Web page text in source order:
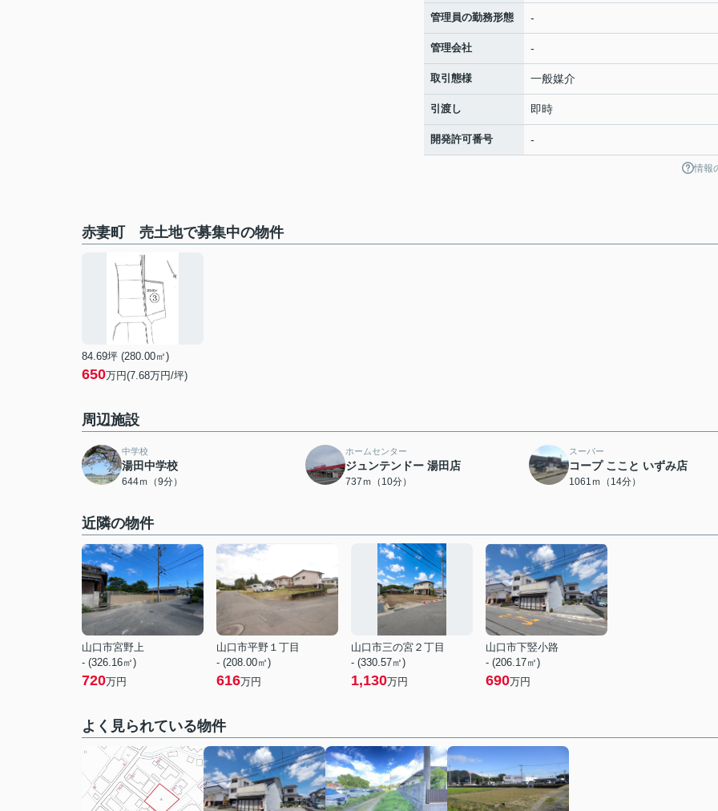
管理員の勤務形態 -
管理会社 -
取引態様 一般媒介
引渡し 即時
開発許可番号 -
情報
赤妻町 売土地で募集中の物件
84.69坪 (280.00㎡)
650万円(7.68万円/坪)
周辺施設
中学校
湯田中学校
644ｍ（9分）
ホームセンター
ジュンテンドー 湯田店
737ｍ（10分）
スーパー
コープ ここと いずみ店
1061ｍ（14分）
近隣の物件
山口市宮野上
- (326.16㎡)
720万円
山口市平野１丁目
- (208.00㎡)
616万円
山口市三の宮２丁目
- (330.57㎡)
1,130万円
山口市下竪小路
- (206.17㎡)
690万円
よく見られている物件